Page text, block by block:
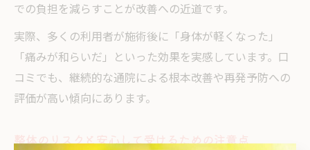
での負担を減らすことが改善への近道です。
実際、多くの利用者が施術後に「身体が軽くなった」
「痛みが和らいだ」といった効果を実感しています。口
コミでも、継続的な通院による根本改善や再発予防への
評価が高い傾向にあります。
整体のリスクと安心して受けるための注意点